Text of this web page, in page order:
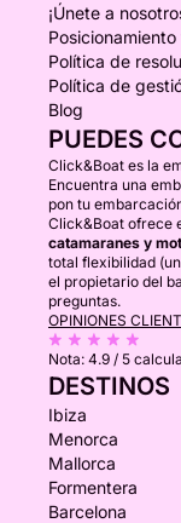
¡Únete a
Política de
Política de
Blog
PUEDES
Click&Boat es la
Encuentra una
pon tu
Click&Boat ofrece
catamaranes y
total flexibilidad
el propietario del
preguntas.
OPINIONES
Nota: 4.9 / 5
DESTINOS
Ibiza
Menorca
Mallorca
Formentera
Barcelona